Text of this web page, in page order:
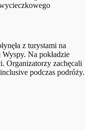
z turystami na
Na pokładzie
Organizatorzy zachęcali
podczas podróży.